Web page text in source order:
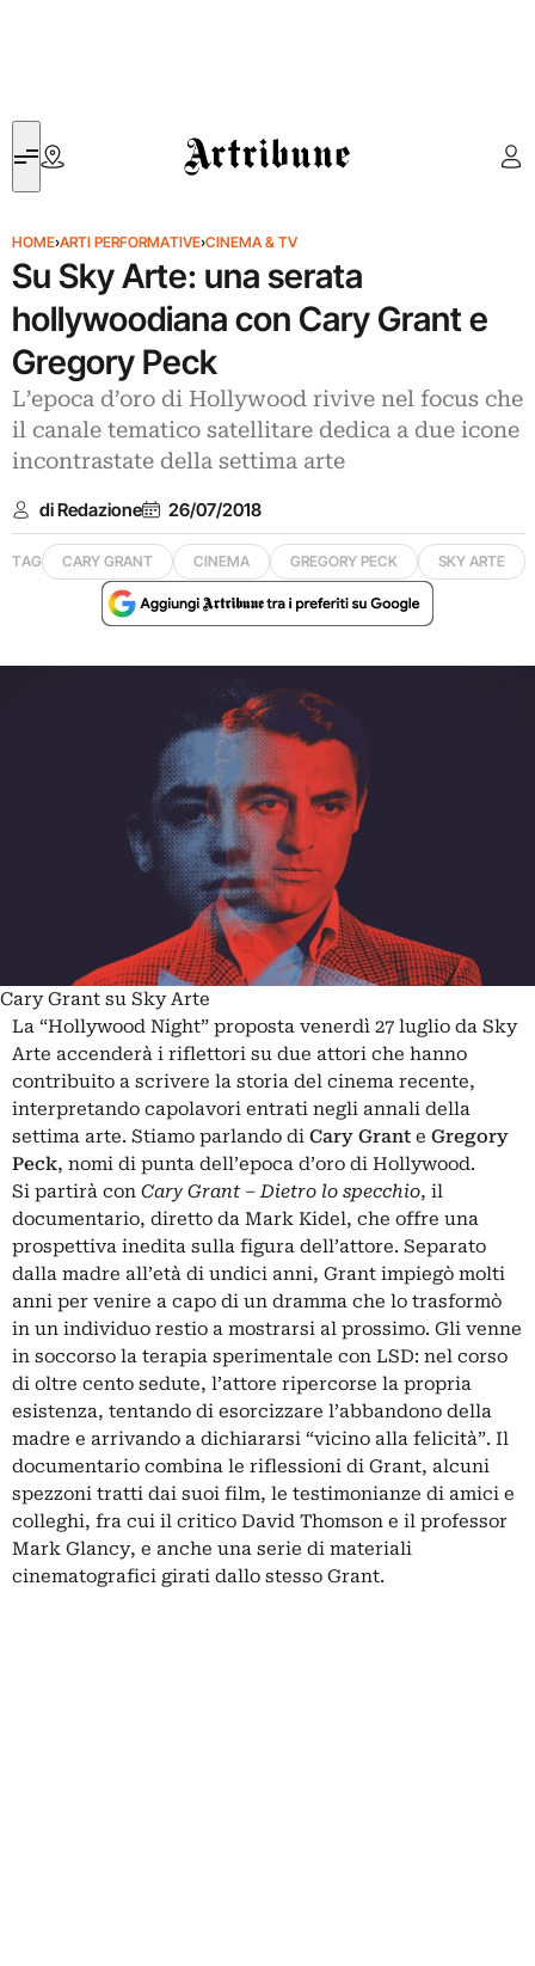
Artribune
HOME›ARTI PERFORMATIVE›CINEMA & TV
Su Sky Arte: una serata
hollywoodiana con Cary Grant e
Gregory Peck
L’epoca d’oro di Hollywood rivive nel focus che
il canale tematico satellitare dedica a due icone
incontrastate della settima arte
di Redazione 26/07/2018
TAG CARY GRANT CINEMA GREGORY PECK SKY ARTE
Cary Grant su Sky Arte
La “Hollywood Night” proposta venerdì 27 luglio da Sky
Arte accenderà i riflettori su due attori che hanno
contribuito a scrivere la storia del cinema recente,
interpretando capolavori entrati negli annali della
settima arte. Stiamo parlando di Cary Grant e Gregory
Peck, nomi di punta dell’epoca d’oro di Hollywood.
Si partirà con Cary Grant ‒ Dietro lo specchio, il
documentario, diretto da Mark Kidel, che offre una
prospettiva inedita sulla figura dell’attore. Separato
dalla madre all’età di undici anni, Grant impiegò molti
anni per venire a capo di un dramma che lo trasformò
in un individuo restio a mostrarsi al prossimo. Gli venne
in soccorso la terapia sperimentale con LSD: nel corso
di oltre cento sedute, l’attore ripercorse la propria
esistenza, tentando di esorcizzare l’abbandono della
madre e arrivando a dichiararsi “vicino alla felicità”. Il
documentario combina le riflessioni di Grant, alcuni
spezzoni tratti dai suoi film, le testimonianze di amici e
colleghi, fra cui il critico David Thomson e il professor
Mark Glancy, e anche una serie di materiali
cinematografici girati dallo stesso Grant.